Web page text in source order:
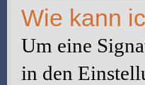
Wie kann
Um eine
in den